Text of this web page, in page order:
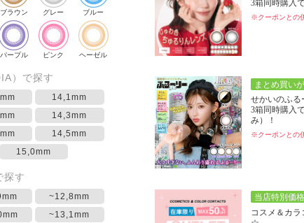
ブラウン グレー ブルー
パープル ピンク ヘーゼル
）で探す
14,1mm
14,3mm
14,5mm
15,0mm
探す
~12,8mm
~13,1mm